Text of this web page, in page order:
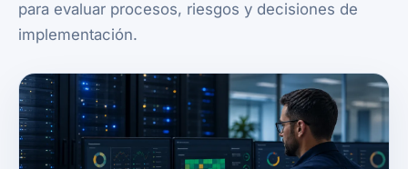
para evaluar procesos, riesgos y decisiones de
implementación.